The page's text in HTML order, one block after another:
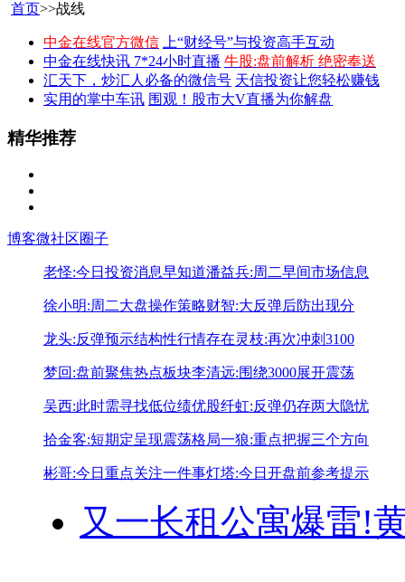
首页>>战线
中金在线官方微信
上“财经号”与投资高手互动
中金在线快讯 7*24小时直播 牛股:盘前解析 绝密奉送
汇天下，炒汇人必备的微信号 天信投资让您轻松赚钱
实用的掌中车讯 围观！股市大V直播为你解盘
精华推荐
博客微社区圈子
老怪:今日投资消息早知道潘益兵:周二早间市场信息
徐小明:周二大盘操作策略财智:大反弹后防出现分
龙头:反弹预示结构性行情存在灵枝:再次冲刺3100
梦回:盘前聚焦热点板块李清远:围绕3000展开震荡
吴西:此时需寻找低位绩优股纤虹:反弹仍存两大隐忧
拾金客:短期定呈现震荡格局一狼:重点把握三个方向
彬哥:今日重点关注一件事灯塔:今日开盘前参考提示
又一长租公寓爆雷!